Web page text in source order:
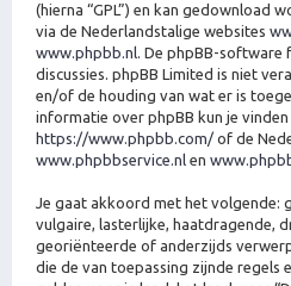
(hierna “GPL”) en kan gedownload
via de Nederlandstalige websites
www.phpbb.nl. De phpBB-software
discussies. phpBB Limited is niet
en/of de houding van wat er is
informatie over phpBB kun je
https://www.phpbb.com/ of de
www.phpbbservice.nl en
Je gaat akkoord met het volgende:
vulgaire, lasterlijke, haatdragende,
georiënteerde of anderzijds
die de van toepassing zijnde regels